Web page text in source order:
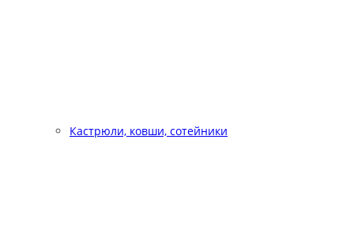
Кастрюли, ковши, сотейники